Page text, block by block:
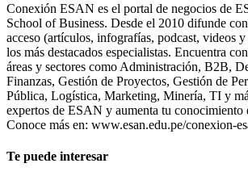
Conexión ESAN es el portal de negocios de
School of Business. Desde el 2010 difunde
acceso (artículos, infografías, podcast, videos
los más destacados especialistas. Encuentra
áreas y sectores como Administración, B2B,
Finanzas, Gestión de Proyectos, Gestión de
Pública, Logística, Marketing, Minería, TI y
expertos de ESAN y aumenta tu conocimiento
Conoce más en: www.esan.edu.pe/conexion-
Te puede interesar